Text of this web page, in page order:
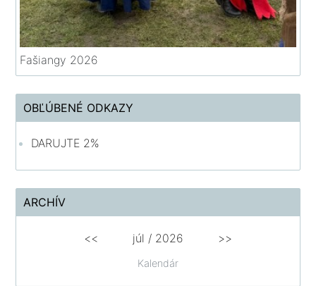
Fašiangy 2026
OBĽÚBENÉ ODKAZY
DARUJTE 2%
ARCHÍV
Kalendár
<< júl / 2026 >>